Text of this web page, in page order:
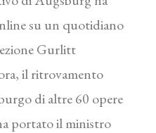
su un quotidiano
Gurlitt
il ritrovamento
di altre 60 opere
portato il ministro